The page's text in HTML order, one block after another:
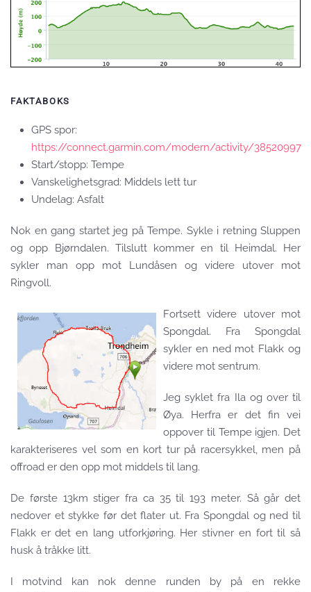
FAKTABOKS
GPS spor:
https://connect.garmin.com/modern/activity/38520997
Start/stopp: Tempe
Vanskelighetsgrad: Middels lett tur
Undelag: Asfalt
Nok en gang startet jeg på Tempe. Sykle i retning Sluppen
og opp Bjørndalen. Tilslutt kommer en til Heimdal. Her
sykler man opp mot Lundåsen og videre utover mot
Ringvoll.
Fortsett videre utover mot
Spongdal. Fra Spongdal
sykler en ned mot Flakk og
videre mot sentrum.
Jeg syklet fra Ila og over til
Øya. Herfra er det fin vei
oppover til Tempe igjen. Det
karakteriseres vel som en kort tur på racersykkel, men på
offroad er den opp mot middels til lang.
De første 13km stiger fra ca 35 til 193 meter. Så går det
nedover et stykke før det flater ut. Fra Spongdal og ned til
Flakk er det en lang utforkjøring. Her stivner en fort til så
husk å tråkke litt.
I motvind kan nok denne runden by på en rekke